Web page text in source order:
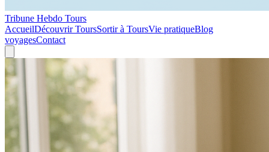
Tribune Hebdo Tours
AccueilDécouvrir ToursSortir à ToursVie pratiqueBlog
voyagesContact